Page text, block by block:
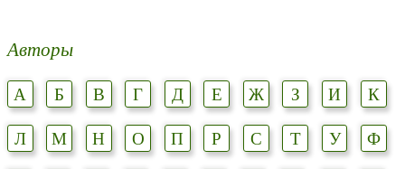
Авторы
А Б В Г Д Е Ж З И
К
Л
М Н О П Р С Т У
Ф